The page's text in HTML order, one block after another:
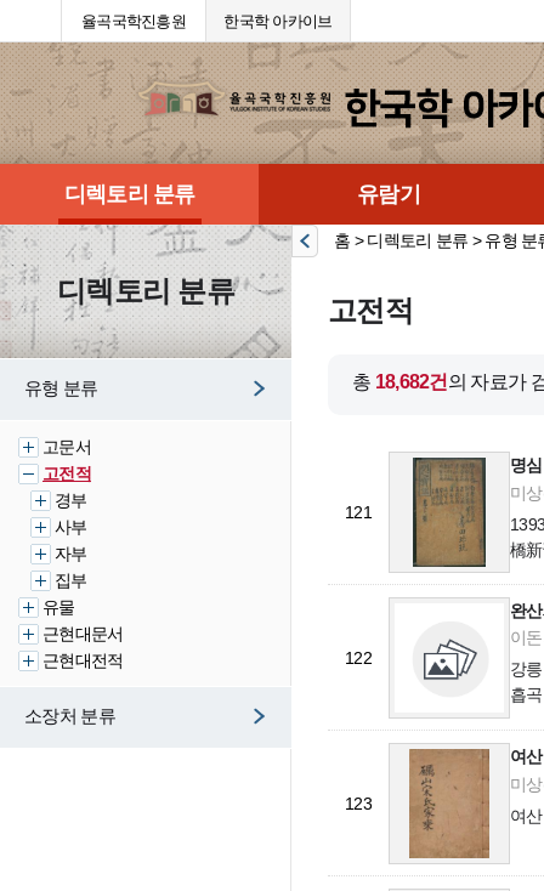
율곡국학진흥원 한국학 아카이브
디렉토리 분류 유람기
디렉토리 분류
유형 분류
고문서
고전적
경부
사부
자부
집부
유물
근현대문서
근현대전적
소장처 분류
홈 > 디렉토리 분류 > 유형 분
고전적
총 18,682건의 자료가
121
명
미
橋
122
완
이
강
흡
農
123
여
미
여